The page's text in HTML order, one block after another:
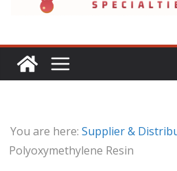
You are here: Supplier &
Polyoxymethylene Resin